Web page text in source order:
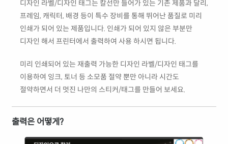
디자인 라벨/디자인 태그는 칼선만 들어가 있는 기존 제품과 달리,
프레임, 캐릭터, 배경 등이 특수 장비를 통해 뛰어난 품질로 미리
인쇄가 되어 있는 제품입니다. 인쇄가 되어 있지 않은 부분만
디자인 해서 프린터에서 출력하여 사용 하시면 됩니다.
미리 인쇄되어 있는 재출력 가능한 디자인 라벨/디자인 태그를
이용하여 잉크, 토너 등 소모품 절약 뿐만 아니라 시간도
절약하면서 더 멋진 나만의 스티커/태그를 만들어 보세요.
출력은 어떻게?